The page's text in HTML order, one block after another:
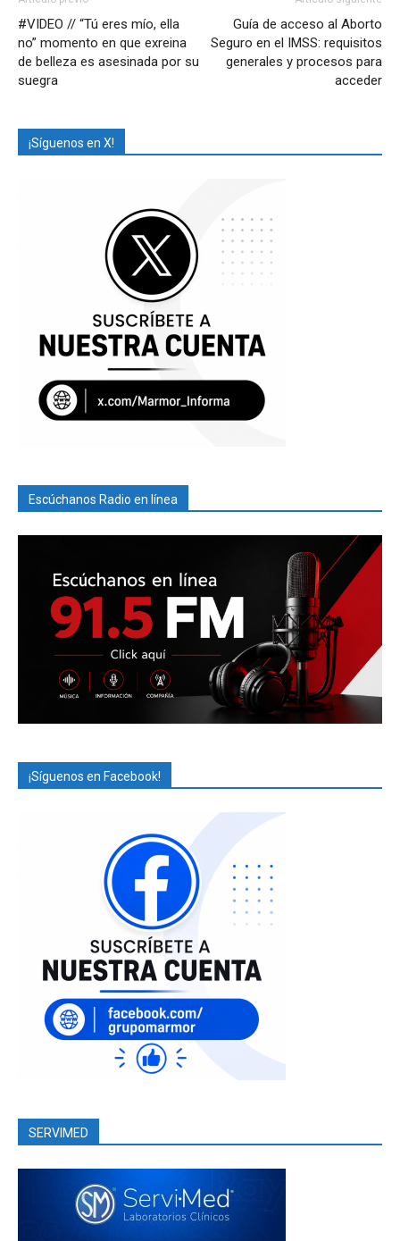
#VIDEO // “Tú eres mío, ella
no” momento en que exreina
de belleza es asesinada por su
suegra
Guía de acceso al Aborto
Seguro en el IMSS: requisitos
generales y procesos para
acceder
¡Síguenos en X!
Escúchanos Radio en línea
¡Síguenos en Facebook!
SERVIMED